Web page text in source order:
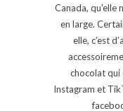
Canada, qu'elle
en large.
elle, c’est
chocolat qui
Instagram et